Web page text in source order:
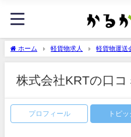
ホーム 軽貨物求人 軽貨物運送
判
株式会社KRTの口コ
プロフィール トピ